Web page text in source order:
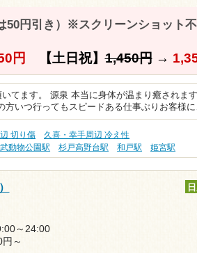
50円引き）※スクリーンショット
円 【土日祝】1,450円→
てます。 源泉 本当に身体が温まり癒されます
方いつ行ってもスピードある仕事ぶりお客様
切り傷
久喜・幸手周辺 冷え性
動物公園駅 杉戸高野台駅 和戸駅 姫宮駅
～24:00
～